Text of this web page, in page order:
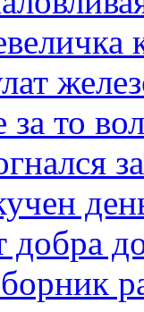
то
добра